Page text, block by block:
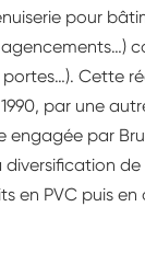
pour
agencements…)
portes…). Cette
par une
par
diversification de
en PVC puis en